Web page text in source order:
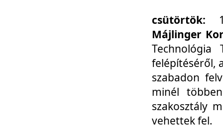
csütörtök:
Májlinger
Technológia
felépítéséről,
szabadon
minél
szakosztály
vehettek fel.